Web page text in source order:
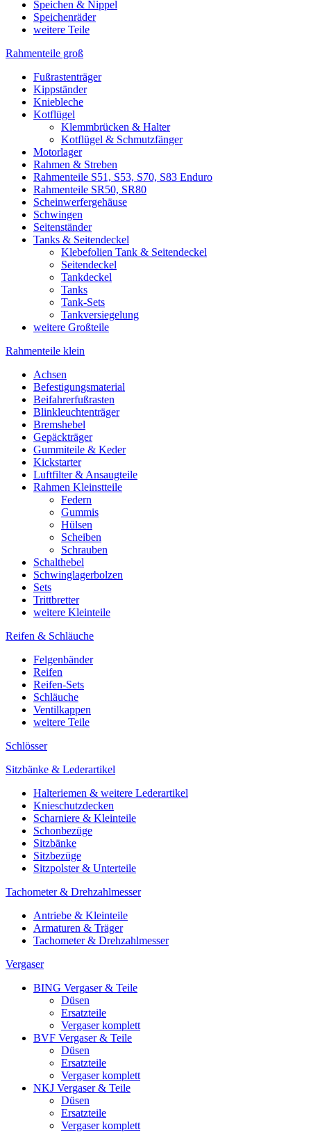
Speichen & Nippel
Speichenräder
weitere Teile
Rahmenteile groß
Fußrastenträger
Kippständer
Kniebleche
Kotflügel
Klemmbrücken & Halter
Kotflügel & Schmutzfänger
Motorlager
Rahmen & Streben
Rahmenteile S51, S53, S70, S83 Enduro
Rahmenteile SR50, SR80
Scheinwerfergehäuse
Schwingen
Seitenständer
Tanks & Seitendeckel
Klebefolien Tank & Seitendeckel
Seitendeckel
Tankdeckel
Tanks
Tank-Sets
Tankversiegelung
weitere Großteile
Rahmenteile klein
Achsen
Befestigungsmaterial
Beifahrerfußrasten
Blinkleuchtenträger
Bremshebel
Gepäckträger
Gummiteile & Keder
Kickstarter
Luftfilter & Ansaugteile
Rahmen Kleinstteile
Federn
Gummis
Hülsen
Scheiben
Schrauben
Schalthebel
Schwinglagerbolzen
Sets
Trittbretter
weitere Kleinteile
Reifen & Schläuche
Felgenbänder
Reifen
Reifen-Sets
Schläuche
Ventilkappen
weitere Teile
Schlösser
Sitzbänke & Lederartikel
Halteriemen & weitere Lederartikel
Knieschutzdecken
Scharniere & Kleinteile
Schonbezüge
Sitzbänke
Sitzbezüge
Sitzpolster & Unterteile
Tachometer & Drehzahlmesser
Antriebe & Kleinteile
Armaturen & Träger
Tachometer & Drehzahlmesser
Vergaser
BING Vergaser & Teile
Düsen
Ersatzteile
Vergaser komplett
BVF Vergaser & Teile
Düsen
Ersatzteile
Vergaser komplett
NKJ Vergaser & Teile
Düsen
Ersatzteile
Vergaser komplett